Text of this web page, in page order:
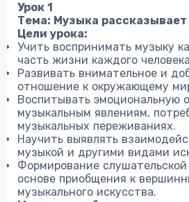
Урок 1
Тема: Музыка рассказывает
Цели урока:
Учить воспринимать музыку
часть жизни каждого
Развивать внимательное и
отношение к окружающему
Воспитывать эмоциональную
музыкальным явлениям,
музыкальных переживаниях.
Научить выявлять
музыкой и другими видами
Формирование слушательской
основе приобщения к
музыкального искусства.